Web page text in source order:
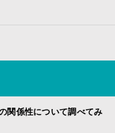
関係性について調べてみ